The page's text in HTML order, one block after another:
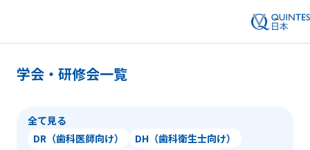
学会・研修会一覧
全て見る
DR（歯科医師向け）
DH（歯科衛生士向け）